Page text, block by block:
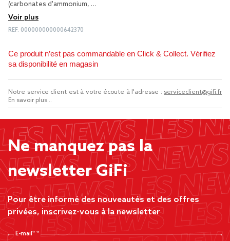
(carbonates d'ammonium, …
Voir plus
REF. 000000000000642370
Ce produit n’est pas commandable en Click & Collect. Vérifiez
sa disponibilité en magasin
Notre service client est à votre écoute à l'adresse : serviceclient@gifi.fr
En savoir plus...
Ne manquez pas la
newsletter GiFi
Pour être informé des nouveautés et des offres
privées, inscrivez-vous à la newsletter
E-mail*